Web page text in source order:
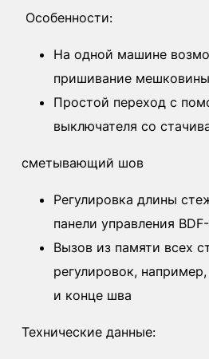
Особенности:
На одной машине
пришивание
Простой переход с
выключателя со
сметывающий шов
Регулировка длины
панели управления
Вызов из памяти всех
регулировок,
и конце шва
Технические данные: